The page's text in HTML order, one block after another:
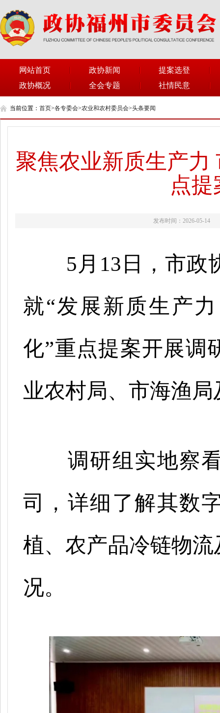
网站首页 政协新闻
提案选登
政协概况
全会专题 社情民意
当前位置： 首页>各专委会>农业和农村委员会>头条要闻
聚焦农业新质生产力
点
发布时间：2026-05-14
5月13日，市政
就“发展新质生产
化”重点提案开展调
业农村局、市海渔
调研组实地察
司，详细了解其数
植、农产品冷链物
况。